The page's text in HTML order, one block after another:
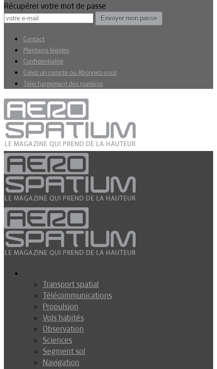
Récupérer votre mot de passe
Contact
Mentions légales
Confidentialité
Créez un compte ou Abonnez-vous
Téléchargement des numéros
Transport spatial
Télécommunications
Propulsion
Vols habités
Observation
Sciences
Segment sol
Navigation